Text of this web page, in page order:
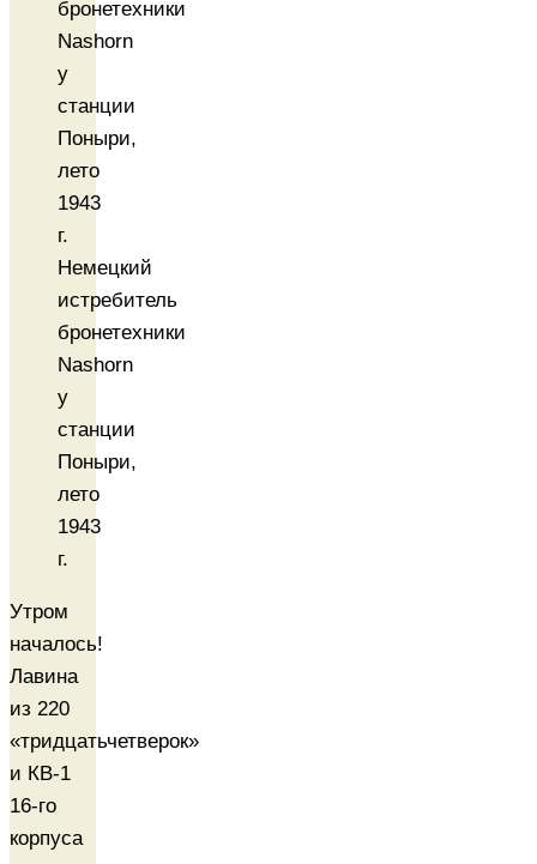
Немецкий
истребитель
бронетехники
Nashorn
у
станции
Поныри,
лето
1943
г.
Утром
началось!
Лавина
из 220
«тридцатьчетверок»
и КВ-1
16-го
корпуса